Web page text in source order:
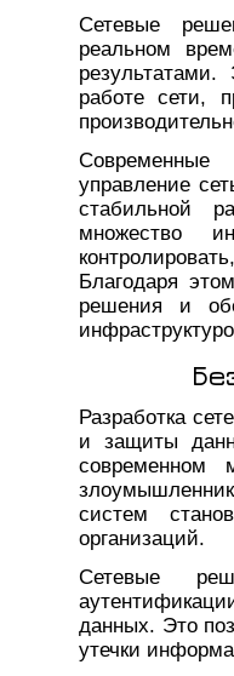
Сетевые
реальном
работе сети,
управление
стабильной
множество
Благодаря
решения и
Разработка
и защиты
современном
систем
организаций.
Сетевые
данных. Это
утечки